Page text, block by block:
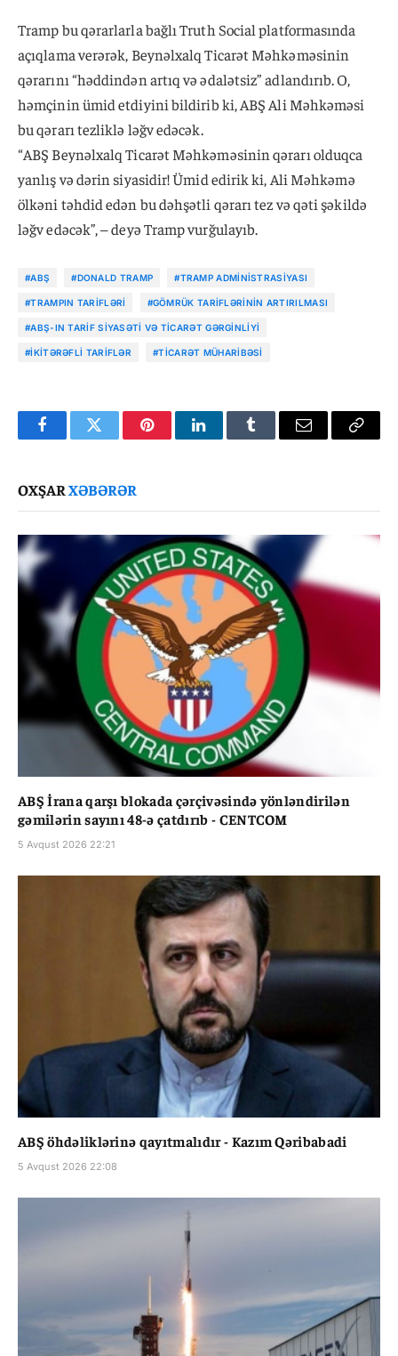
Tramp bu qərarlarla bağlı Truth Social platformasında
açıqlama verərək, Beynəlxalq Ticarət Məhkəməsinin
qərarını “həddindən artıq və ədalətsiz” adlandırıb. O,
həmçinin ümid etdiyini bildirib ki, ABŞ Ali Məhkəməsi
bu qərarı tezliklə ləğv edəcək.
“ABŞ Beynəlxalq Ticarət Məhkəməsinin qərarı olduqca
yanlış və dərin siyasidir! Ümid edirik ki, Ali Məhkəmə
ölkəni təhdid edən bu dəhşətli qərarı tez və qəti şəkildə
ləğv edəcək”, – deyə Tramp vurğulayıb.
#ABŞ #DONALD TRAMP #TRAMP ADMINISTRASIYASI
#TRAMPIN TARIFLƏRI #GÖMRÜK TARIFLƏRININ ARTIRILMASI
#ABŞ-IN TARIF SIYASƏTI VƏ TICARƏT GƏRGINLIYI
#İKITƏRƏFLI TARIFLƏR #TICARƏT MÜHARIBƏSI
FacebookTwitter PinterestLinkedInTumblr Email
Copy
OXŞARXƏBƏRƏR
ABŞ İrana qarşı blokada çərçivəsində yönləndirilən
gəmilərin sayını 48-ə çatdırıb - CENTCOM
5 Avqust 2026 22:21
ABŞ öhdəliklərinə qayıtmalıdır - Kazım Qəribabadi
5 Avqust 2026 22:08